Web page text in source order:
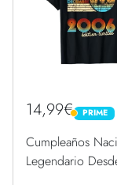
14,99€ PRIME
PRIME
Cumpleaños
Legendario